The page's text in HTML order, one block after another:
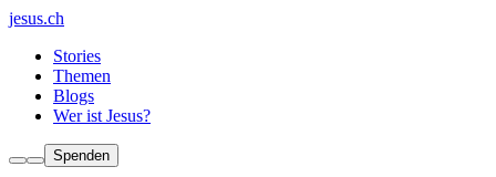
jesus.ch
Stories
Themen
Blogs
Wer ist Jesus?
Spenden